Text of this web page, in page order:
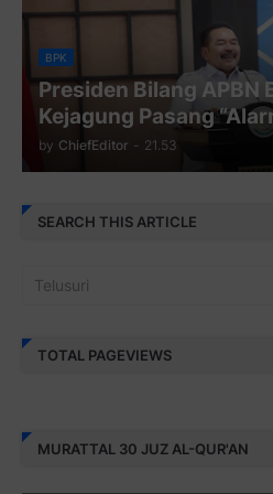
BPK
Presiden Bilang APBN
Kejagung Pasang
by ChiefEditor - 21.53
SEARCH THIS ARTICLE
TOTAL PAGEVIEWS
MURATTAL 30 JUZ AL-QUR'AN